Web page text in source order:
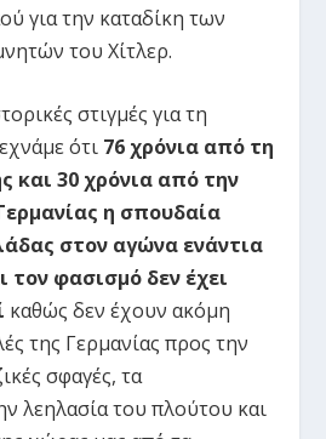
για την καταδίκη των
του Χίτλερ.
στιγμές για τη
ότι 76 χρόνια από τη
και 30 χρόνια από την
η σπουδαία
στον αγώνα ενάντια
τον φασισμό δεν έχει
καθώς δεν έχουν ακόμη
της Γερμανίας προς την
σφαγές, τα
λεηλασία του πλούτου και